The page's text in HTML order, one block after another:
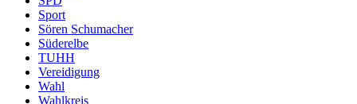
Sport
Sören Schumacher
Süderelbe
TUHH
Vereidigung
Wahl
Wahlkreis